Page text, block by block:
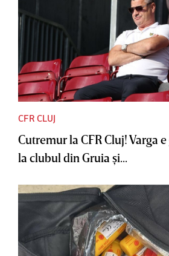
CFR CLUJ
Cutremur la CFR Cluj! Varga
la clubul din Gruia şi...